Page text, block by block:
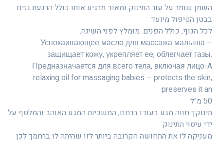
השמן שומר על עור התינוק ומאוד מרגיע אותו כולל הרגעת גזים
בבטן הטיפול מיועד
לכל הגוף, כולל הפנים. מומלץ לפני השינה.
Успокаивающее масло для массажа малыша –
защищает кожу, укрепляет ее, облегчает газы.
Предназначается для всего тела, включая лицо-A
relaxing oil for massaging babies – protects the skin,
preserves it an
50 מ"ל
תינוקך חווה מגע בעודו ברחם, המשכיות המגע האוהב והמלטף על
ידי עיסוי התינוק
מעניקה לו את התחושה הקרובה ביותר לזו שהיתה לו ברחמך לכן